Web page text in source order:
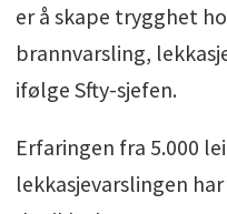
er å skape trygghet
brannvarsling,
ifølge Sfty-sjefen.
Erfaringen fra 5.000
lekkasjevarslingen